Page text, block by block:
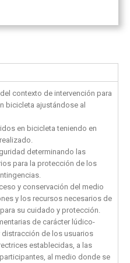
contexto de intervención para
bicicleta ajustándose al
en bicicleta teniendo en
determinando las
para la protección de los
y conservación del medio
y los recursos necesarios de
su cuidado y protección.
de carácter lúdico-
distracción de los usuarios
establecidas, a las
al medio donde se